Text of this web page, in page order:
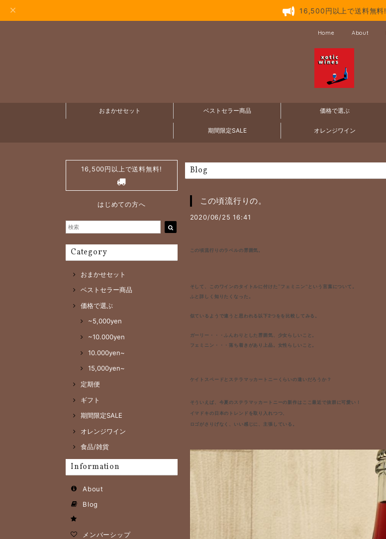
16,500円以上で送料無料!
Home About
おまかせセット ベストセラー商品 価格で選ぶ
期間限定SALE オレンジワイン
16,500円以上で送料無料!
はじめての方へ
Category
おまかせセット
ベストセラー商品
価格で選ぶ
~5,000yen
~10.000yen
10.000yen~
15,000yen~
定期便
ギフト
期間限定SALE
オレンジワイン
食品/雑貨
Information
About
Blog
メンバーシップ
Blog
この頃流行りの。
2020/06/25 16:41
この頃流行りのラベルの雰囲気。
そして、このワインのタイトルに付けた ”フェミニン“という言葉について。
ふと詳しく知りたくなった 。
似ているようで違うと思われる以下2つをを比較してみる。
ガーリー・・・ふんわりとした雰囲気、少女らしいこと。
フェミニン・・・落ち着きがあり上品。女性らしいこと。
ケイトスペードとステラマッカートニーくらいの違いだろうか？
そういえば、今夏のステラマッカートニーの新作はここ最近で抜群に可愛い！
イマドキの日本のトレンドを取り入れつつ、
ロゴがさりげなく、いい感じに、主張している。